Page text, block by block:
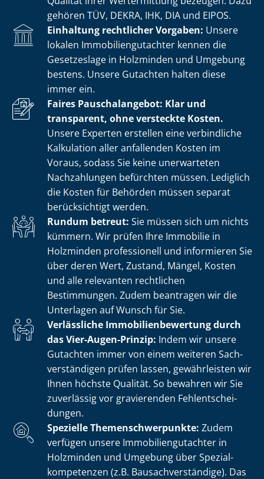
gehören TÜV, DEKRA, IHK, DIA und EIPOS.
Einhaltung rechtlicher Vorgaben: Unsere
lokalen Im­mo­bi­li­en­gut­ach­ter kennen die
Gesetzeslage in Holzminden und Umgebung
bestens. Unsere Gutachten halten diese
immer ein.
Faires Pauschalangebot: Klar und
transparent, ohne versteckte Kosten.
Unsere Experten erstellen eine verbindliche
Kalkulation aller anfallenden Kosten im
Voraus, sodass Sie keine unerwarteten
Nachzahlungen befürchten müssen. Lediglich
die Kosten für Behörden müssen separat
berücksichtigt werden.
Rundum betreut: Sie müssen sich um nichts
kümmern. Wir prüfen Ihre Immobilie in
Holzminden professionell und informieren Sie
über deren Wert, Zustand, Mängel, Kosten
und alle relevanten rechtlichen
Bestimmungen. Zudem beantragen wir die
Unterlagen auf Wunsch für Sie.
Verlässliche Im­mo­bi­li­en­be­wer­tung durch
das Vier-Augen-Prinzip: Indem wir unsere
Gutachten immer von einem weiteren Sach­
ver­stän­di­gen prüfen lassen, gewährleisten wir
Ihnen höchste Qualität. So bewahren wir Sie
zuverlässig vor gravierenden Fehl­ent­schei­
dun­gen.
Spezielle The­men­schwer­punk­te: Zudem
verfügen unsere Im­mo­bi­li­en­gut­ach­ter in
Holzminden und Umgebung über Spe­zi­al­
kom­pe­ten­zen (z.B. Bau­sach­ver­stän­di­ge). Das